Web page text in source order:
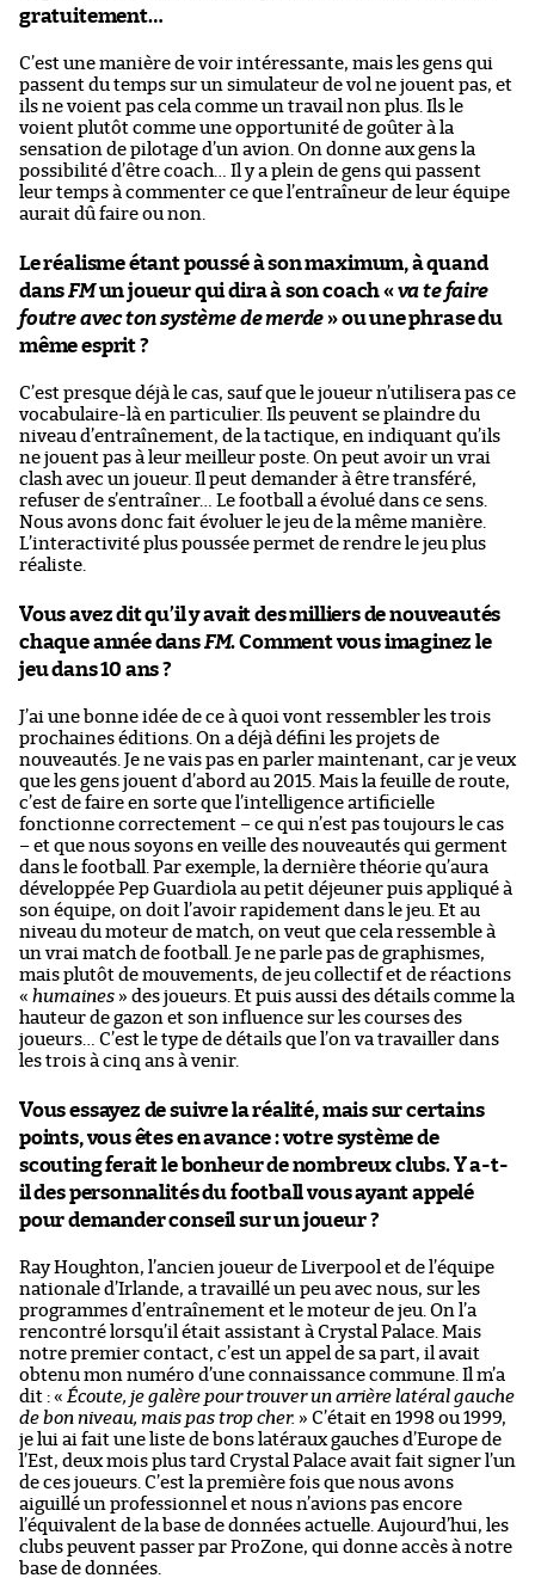
gratuitement…
C’est une manière de voir intéressante, mais les gens qui
passent du temps sur un simulateur de vol ne jouent pas, et
ils ne voient pas cela comme un travail non plus. Ils le
voient plutôt comme une opportunité de goûter à la
sensation de pilotage d’un avion. On donne aux gens la
possibilité d’être coach… Il y a plein de gens qui passent
leur temps à commenter ce que l’entraîneur de leur équipe
aurait dû faire ou non.
Le réalisme étant poussé à son maximum, à quand
dansFMun joueur qui dira à son coach «va te faire
foutre avec ton système de merde» ou une phrase du
même esprit ?
C’est presque déjà le cas, sauf que le joueur n’utilisera pas ce
vocabulaire-là en particulier. Ils peuvent se plaindre du
niveau d’entraînement, de la tactique, en indiquant qu’ils
ne jouent pas à leur meilleur poste. On peut avoir un vrai
clash avec un joueur. Il peut demander à être transféré,
refuser de s’entraîner… Le football a évolué dans ce sens.
Nous avons donc fait évoluer le jeu de la même manière.
L’interactivité plus poussée permet de rendre le jeu plus
réaliste.
Vous avez dit qu’il y avait des milliers de nouveautés
chaque année dansFM. Comment vous imaginez le
jeu dans 10 ans ?
J’ai une bonne idée de ce à quoi vont ressembler les trois
prochaines éditions. On a déjà défini les projets de
nouveautés. Je ne vais pas en parler maintenant, car je veux
que les gens jouent d’abord au 2015. Mais la feuille de route,
c’est de faire en sorte que l’intelligence artificielle
fonctionne correctement – ce qui n’est pas toujours le cas
– et que nous soyons en veille des nouveautés qui germent
dans le football. Par exemple, la dernière théorie qu’aura
développée Pep Guardiola au petit déjeuner puis appliqué à
son équipe, on doit l’avoir rapidement dans le jeu. Et au
niveau du moteur de match, on veut que cela ressemble à
un vrai match de football. Je ne parle pas de graphismes,
mais plutôt de mouvements, de jeu collectif et de réactions
« humaines » des joueurs. Et puis aussi des détails comme la
hauteur de gazon et son influence sur les courses des
joueurs… C’est le type de détails que l’on va travailler dans
les trois à cinq ans à venir.
Vous essayez de suivre la réalité, mais sur certains
points, vous êtes en avance : votre système de
scouting ferait le bonheur de nombreux clubs. Y a-t-
il des personnalités du football vous ayant appelé
pour demander conseil sur un joueur ?
Ray Houghton, l’ancien joueur de Liverpool et de l’équipe
nationale d’Irlande, a travaillé un peu avec nous, sur les
programmes d’entraînement et le moteur de jeu. On l’a
rencontré lorsqu’il était assistant à Crystal Palace. Mais
notre premier contact, c’est un appel de sa part, il avait
obtenu mon numéro d’une connaissance commune. Il m’a
dit : « Écoute, je galère pour trouver un arrière latéral gauche
de bon niveau, mais pas trop cher. » C’était en 1998 ou 1999,
je lui ai fait une liste de bons latéraux gauches d’Europe de
l’Est, deux mois plus tard Crystal Palace avait fait signer l’un
de ces joueurs. C’est la première fois que nous avons
aiguillé un professionnel et nous n’avions pas encore
l’équivalent de la base de données actuelle. Aujourd’hui, les
clubs peuvent passer par ProZone, qui donne accès à notre
base de données.